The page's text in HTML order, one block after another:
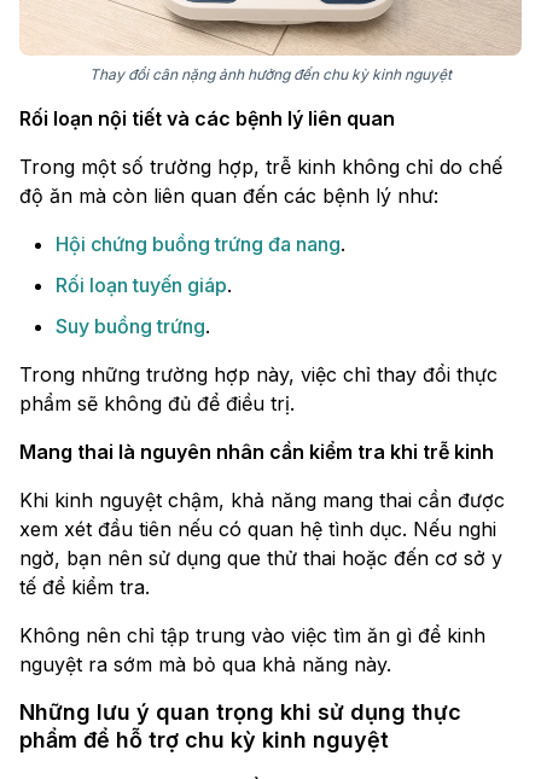
Thay đổi cân nặng ảnh hưởng đến chu kỳ kinh nguyệt
Rối loạn nội tiết và các bệnh lý liên quan
Trong một số trường hợp, trễ kinh không chỉ do chế
độ ăn mà còn liên quan đến các bệnh lý như:
Hội chứng buồng trứng đa nang.
Rối loạn tuyến giáp.
Suy buồng trứng.
Trong những trường hợp này, việc chỉ thay đổi thực
phẩm sẽ không đủ để điều trị.
Mang thai là nguyên nhân cần kiểm tra khi trễ kinh
Khi kinh nguyệt chậm, khả năng mang thai cần được
xem xét đầu tiên nếu có quan hệ tình dục. Nếu nghi
ngờ, bạn nên sử dụng que thử thai hoặc đến cơ sở y
tế để kiểm tra.
Không nên chỉ tập trung vào việc tìm ăn gì để kinh
nguyệt ra sớm mà bỏ qua khả năng này.
Những lưu ý quan trọng khi sử dụng thực
phẩm để hỗ trợ chu kỳ kinh nguyệt